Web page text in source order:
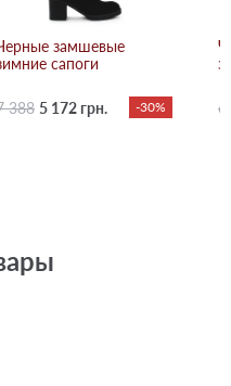
замшевые
сапоги
388 5 172 грн. -30% 6